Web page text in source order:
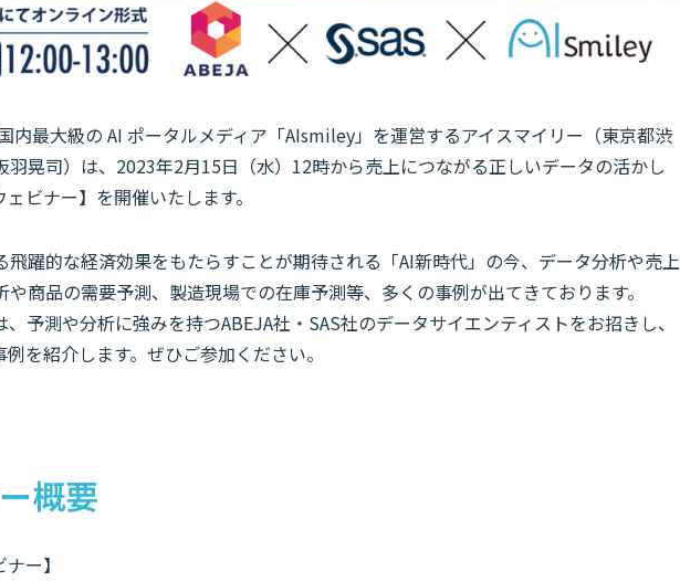
内最大級の AI ポータルメディア「AIsmiley」を運営するアイスマイリー（東京都渋
羽晃司）は、2023年2月15日（水）12時から売上につながる正しいデータの活かし
ビナー】を開催いたします。
飛躍的な経済効果をもたらすことが期待される「AI新時代」の今、データ分析や売上
商品の需要予測、製造現場での在庫予測等、多くの事例が出てきております。
予測や分析に強みを持つABEJA社・SAS社のデータサイエンティストをお招きし、
を紹介します。ぜひご参加ください。
概要
ー】